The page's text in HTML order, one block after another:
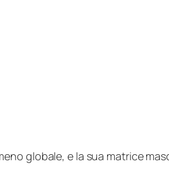
globale, e la sua matrice